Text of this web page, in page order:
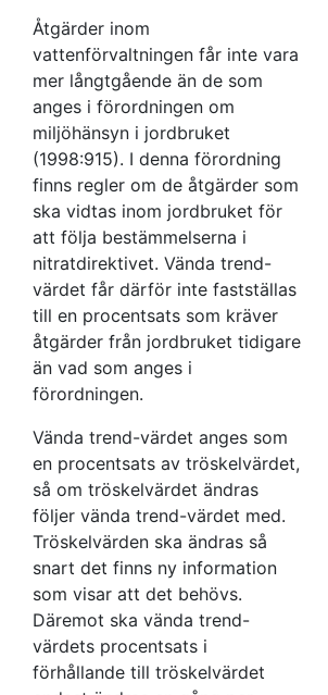
En sådan
högre
procentandel
får inte
försena eller
försvåra
möjligheten
att bibehålla
miljökvalitetsnormen.
Åtgärder inom
vattenförvaltningen får inte vara
mer långtgående än de som
anges i förordningen om
miljöhänsyn i jordbruket
(1998:915). I denna förordning
finns regler om de åtgärder som
ska vidtas inom jordbruket för
att följa bestämmelserna i
nitratdirektivet. Vända trend-
värdet får därför inte fastställas
till en procentsats som kräver
åtgärder från jordbruket tidigare
än vad som anges i
förordningen.
Vända trend-värdet anges som
en procentsats av tröskelvärdet,
så om tröskelvärdet ändras
följer vända trend-värdet med.
Tröskelvärden ska ändras så
snart det finns ny information
som visar att det behövs.
Däremot ska vända trend-
värdets procentsats i
förhållande till tröskelvärdet